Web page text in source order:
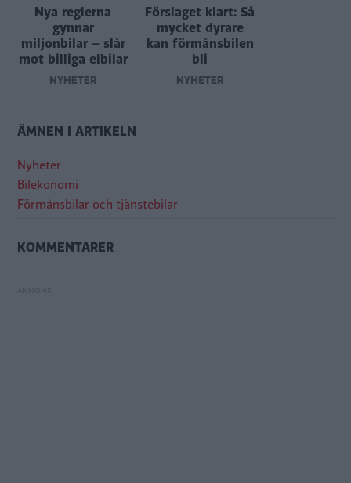
Nya reglerna
gynnar
miljonbilar – slår
mot billiga elbilar
NYHETER
Förslaget klart: Så
mycket dyrare
kan förmånsbilen
bli
NYHETER
ÄMNEN I ARTIKELN
Nyheter
Bilekonomi
Förmånsbilar och tjänstebilar
KOMMENTARER